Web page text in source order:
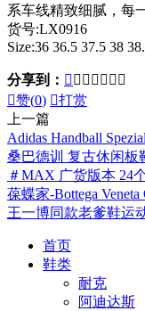
系车线精致细腻，每
货号:LX0916
Size:36 36.5 37.5 38
分享到：       
赞(0) 打赏
上一篇
Adidas Handball
桑巴德训 复古休闲板
＃MAX 广货版本 24
葆蝶家-Bottega
王一博同款老爹鞋运
首页
鞋类
耐克
阿迪达斯